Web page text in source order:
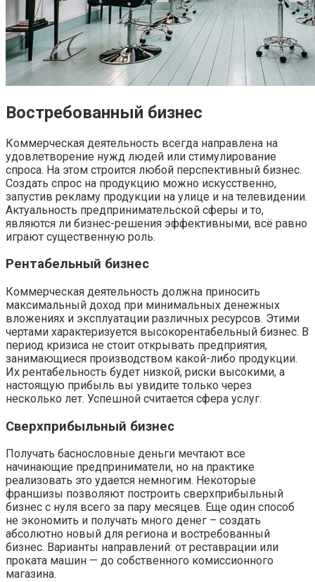
Востребованный бизнес
Коммерческая деятельность всегда направлена на
удовлетворение нужд людей или стимулирование
спроса. На этом строится любой перспективный бизнес.
Создать спрос на продукцию можно искусственно,
запустив рекламу продукции на улице и на телевидении.
Актуальность предпринимательской сферы и то,
являются ли бизнес-решения эффективными, всё равно
играют существенную роль.
Рентабельный бизнес
Коммерческая деятельность должна приносить
максимальный доход при минимальных денежных
вложениях и эксплуатации различных ресурсов. Этими
чертами характеризуется высокорентабельный бизнес. В
период кризиса не стоит открывать предприятия,
занимающиеся производством какой-либо продукции.
Их рентабельность будет низкой, риски высокими, а
настоящую прибыль вы увидите только через
несколько лет. Успешной считается сфера услуг.
Сверхприбыльный бизнес
Получать баснословные деньги мечтают все
начинающие предприниматели, но на практике
реализовать это удается немногим. Некоторые
франшизы позволяют построить сверхприбыльный
бизнес с нуля всего за пару месяцев. Еще один способ
не экономить и получать много денег – создать
абсолютно новый для региона и востребованный
бизнес. Варианты направлений: от реставрации или
проката машин — до собственного комиссионного
магазина.